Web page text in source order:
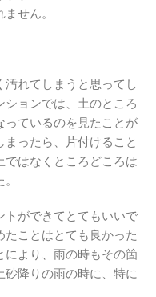
せん。
れてしまうと思ってし
ションでは、土のところ
っているのを見たことが
ったら、片付けること
ではなくところどころは
トができてとてもいいで
ことはとても良かった
により、雨の時もその箇
降りの雨の時に、特に